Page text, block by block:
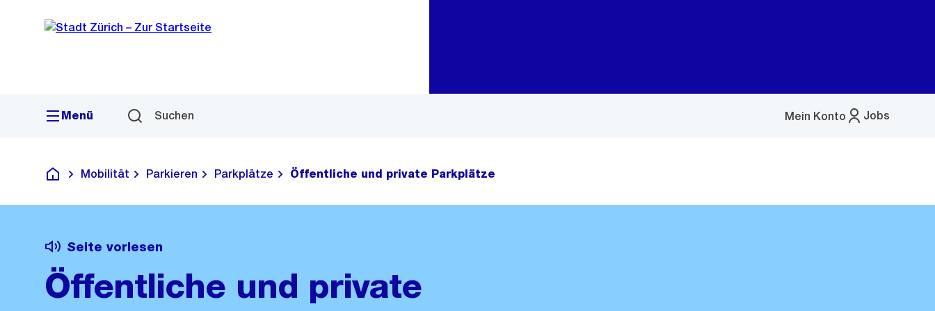
Navigation
Sprunglink
Menü Suchen Jobs
Mein Konto
Menü
Deutsch
Mobilität Parkieren Parkplätze Öffentliche und private Parkplätze
Seite vorlesen
Öffentliche und private